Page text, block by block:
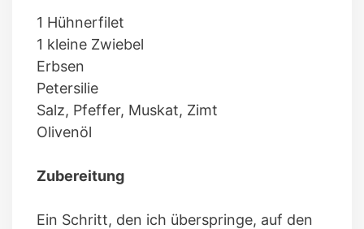
1 Hühnerfilet
1 kleine Zwiebel
Erbsen
Petersilie
Salz, Pfeffer, Muskat, Zimt
Olivenöl
Zubereitung
Ein Schritt, den ich überspringe, auf den